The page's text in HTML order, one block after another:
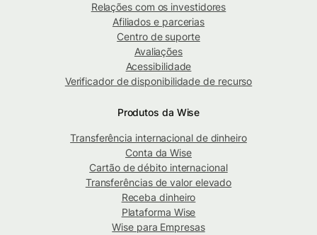
Relações com os investidores
Afiliados e parcerias
Centro de suporte
Avaliações
Acessibilidade
Verificador de disponibilidade de recurso
Produtos da Wise
Transferência internacional de dinheiro
Conta da Wise
Cartão de débito internacional
Transferências de valor elevado
Receba dinheiro
Plataforma Wise
Wise para Empresas